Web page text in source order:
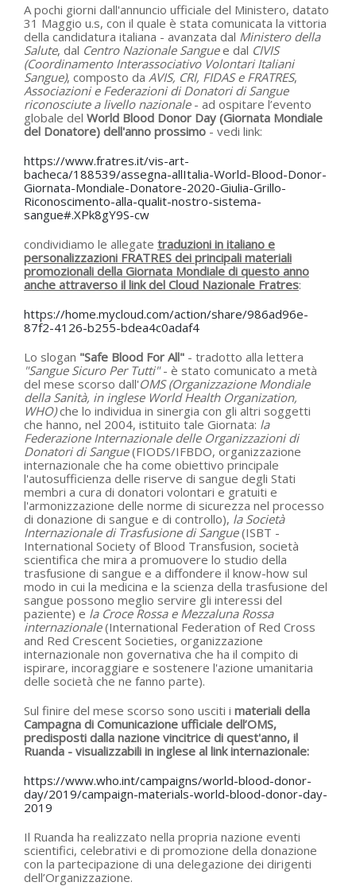
A pochi giorni dall'annuncio ufficiale del Ministero, datato
31 Maggio u.s, con il quale è stata comunicata la vittoria
della candidatura italiana - avanzata dal Ministero della
Salute, dal Centro Nazionale Sanguee dal CIVIS
(Coordinamento Interassociativo Volontari Italiani
Sangue), composto da AVIS, CRI, FIDAS e FRATRES,
Associazioni e Federazioni di Donatori di Sangue
riconosciute a livello nazionale- ad ospitare l’evento
globale del World Blood Donor Day (Giornata Mondiale
del Donatore) dell'anno prossimo - vedi link:
https://www.fratres.it/vis-art-
bacheca/188539/assegna-allItalia-World-Blood-Donor-
Giornata-Mondiale-Donatore-2020-Giulia-Grillo-
Riconoscimento-alla-qualit-nostro-sistema-
sangue#.XPk8gY9S-cw
condividiamo le allegate traduzioni in italiano e
personalizzazioni FRATRES dei principali materiali
promozionali della Giornata Mondiale di questo anno
anche attraverso il link del Cloud Nazionale Fratres:
https://home.mycloud.com/action/share/986ad96e-
87f2-4126-b255-bdea4c0adaf4
Lo slogan "Safe Blood For All" - tradotto alla lettera
"Sangue Sicuro Per Tutti"- è stato comunicato a metà
del mese scorso dall'OMS (Organizzazione Mondiale
della Sanità, in inglese World Health Organization,
WHO)che lo individua in sinergia con gli altri soggetti
che hanno, nel 2004, istituito tale Giornata: la
Federazione Internazionale delle Organizzazioni di
Donatori di Sangue(FIODS/IFBDO, organizzazione
internazionale che ha come obiettivo principale
l'autosufficienza delle riserve di sangue degli Stati
membri a cura di donatori volontari e gratuiti e
l'armonizzazione delle norme di sicurezza nel processo
di donazione di sangue e di controllo), la Società
Internazionale di Trasfusione di Sangue(ISBT -
International Society of Blood Transfusion, società
scientifica che mira a promuovere lo studio della
trasfusione di sangue e a diffondere il know-how sul
modo in cui la medicina e la scienza della trasfusione del
sangue possono meglio servire gli interessi del
paziente) e la Croce Rossa e Mezzaluna Rossa
internazionale(International Federation of Red Cross
and Red Crescent Societies, organizzazione
internazionale non governativa che ha il compito di
ispirare, incoraggiare e sostenere l'azione umanitaria
delle società che ne fanno parte).
Sul finire del mese scorso sono usciti i materiali della
Campagna di Comunicazione ufficiale dell’OMS,
predisposti dalla nazione vincitrice di quest'anno, il
Ruanda - visualizzabili in inglese al link internazionale:
https://www.who.int/campaigns/world-blood-donor-
day/2019/campaign-materials-world-blood-donor-day-
2019
Il Ruanda ha realizzato nella propria nazione eventi
scientifici, celebrativi e di promozione della donazione
con la partecipazione di una delegazione dei dirigenti
dell’Organizzazione.